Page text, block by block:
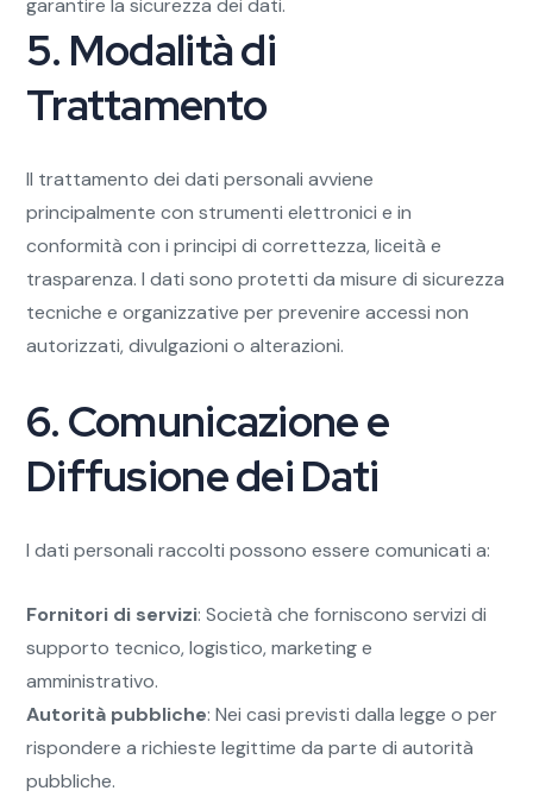
garantire la sicurezza dei dati.
5. Modalità di
Trattamento
Il trattamento dei dati personali avviene
principalmente con strumenti elettronici e in
conformità con i principi di correttezza, liceità e
trasparenza. I dati sono protetti da misure di sicurezza
tecniche e organizzative per prevenire accessi non
autorizzati, divulgazioni o alterazioni.
6. Comunicazione e
Diffusione dei Dati
I dati personali raccolti possono essere comunicati a:
Fornitori di servizi: Società che forniscono servizi di
supporto tecnico, logistico, marketing e
amministrativo.
Autorità pubbliche: Nei casi previsti dalla legge o per
rispondere a richieste legittime da parte di autorità
pubbliche.